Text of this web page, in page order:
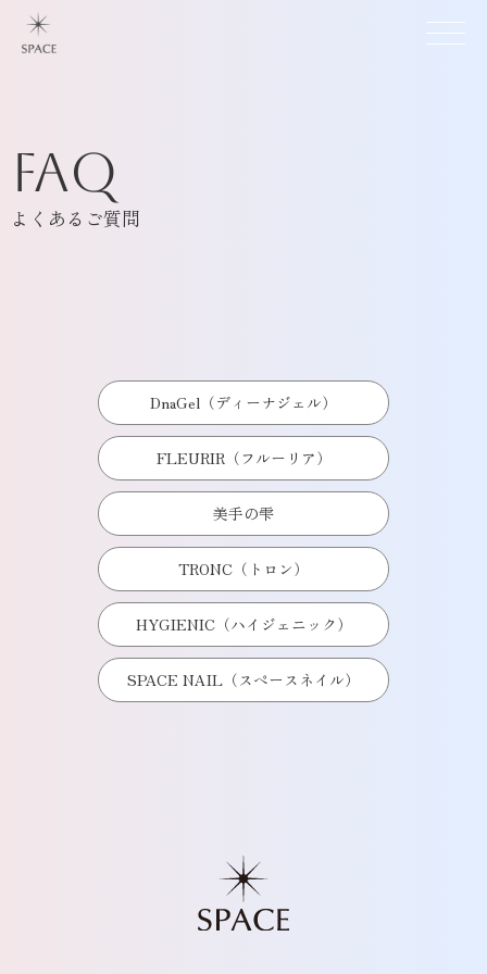
FAQ
よくあるご質問
DnaGel（ディーナジェル）
FLEURIR（フルーリア）
美手の雫
TRONC（トロン）
HYGIENIC（ハイジェニック）
SPACE NAIL（スペースネイル）